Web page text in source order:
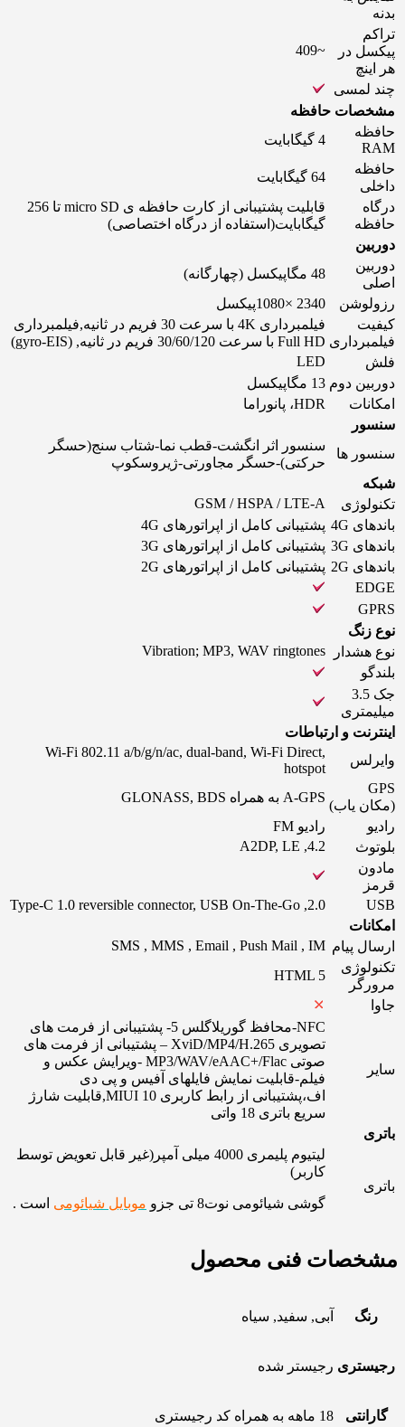
بدنه
تراکم
پیکسل در
هر اینچ
~409
چند لمسی
مشخصات حافظه
حافظه
RAM
4 گیگابایت
حافظه
داخلی
64 گیگابایت
درگاه
حافظه
قابلیت پشتیبانی از کارت حافظه ‌ی micro SD تا 256
گیگابایت(استفاده از درگاه اختصاصی)
دوربین
دوربین
اصلی
48 مگاپیکسل (چهارگانه)
رزولوشن
2340 ×1080پیکسل
کیفیت
فیلمبرداری
فیلمبرداری 4K با سرعت 30 فریم در ثانیه,فیلمبرداری
Full HD با سرعت 30/60/120 فریم در ثانیه, (gyro-EIS)
فلش
LED
دوربین دوم 13 مگاپیکسل
امکانات
HDR، پانوراما
سنسور
سنسور ها
سنسور اثر انگشت-قطب نما-شتاب سنج(حسگر
حرکتی)-حسگر مجاورتی-ژیروسکوپ
شبکه
تکنولوژی
GSM / HSPA / LTE-A
باندهای 4G
پشتیبانی کامل از اپراتورهای 4G
باندهای 3G
پشتیبانی کامل از اپراتورهای 3G
باندهای 2G
پشتیبانی کامل از اپراتورهای 2G
EDGE
GPRS
نوع زنگ
نوع هشدار
Vibration; MP3, WAV ringtones
بلندگو
جک 3.5
میلیمتری
اینترنت و ارتباطات
وایرلس
Wi-Fi 802.11 a/b/g/n/ac, dual-band, Wi-Fi Direct,
hotspot
GPS
(مکان یاب)
A-GPS به همراه GLONASS, BDS
رادیو
رادیو FM
بلوتوث
4.2, A2DP, LE
مادون
قرمز
USB
2.0, Type-C 1.0 reversible connector, USB On-The-Go
امکانات
ارسال پیام SMS , MMS , Email , Push Mail , IM
تکنولوژی
مرورگر
HTML 5
جاوا
سایر
NFC-محافظ گوریلاگلس 5- پشتیبانی از فرمت های
تصویری XviD/MP4/H.265 – پشتیبانی از فرمت های
صوتی MP3/WAV/eAAC+/Flac -ویرایش عکس و
فیلم-قابلیت نمایش فایلهای آفیس و پی دی
اف،پشتیبانی از رابط کاربری MIUI 10,قابلیت شارژ
سریع باتری 18 واتی
باتری
باتری
لیتیوم پلیمری 4000 میلی آمپر(غیر قابل تعویض توسط
کاربر)
گوشی شیائومی نوت8 تی جزو موبایل شیائومی است .
مشخصات فنی محصول
رنگ آبی, سفید, سیاه
رجیستری رجیستر شده
گارانتی 18 ماهه به همراه کد رجیستری